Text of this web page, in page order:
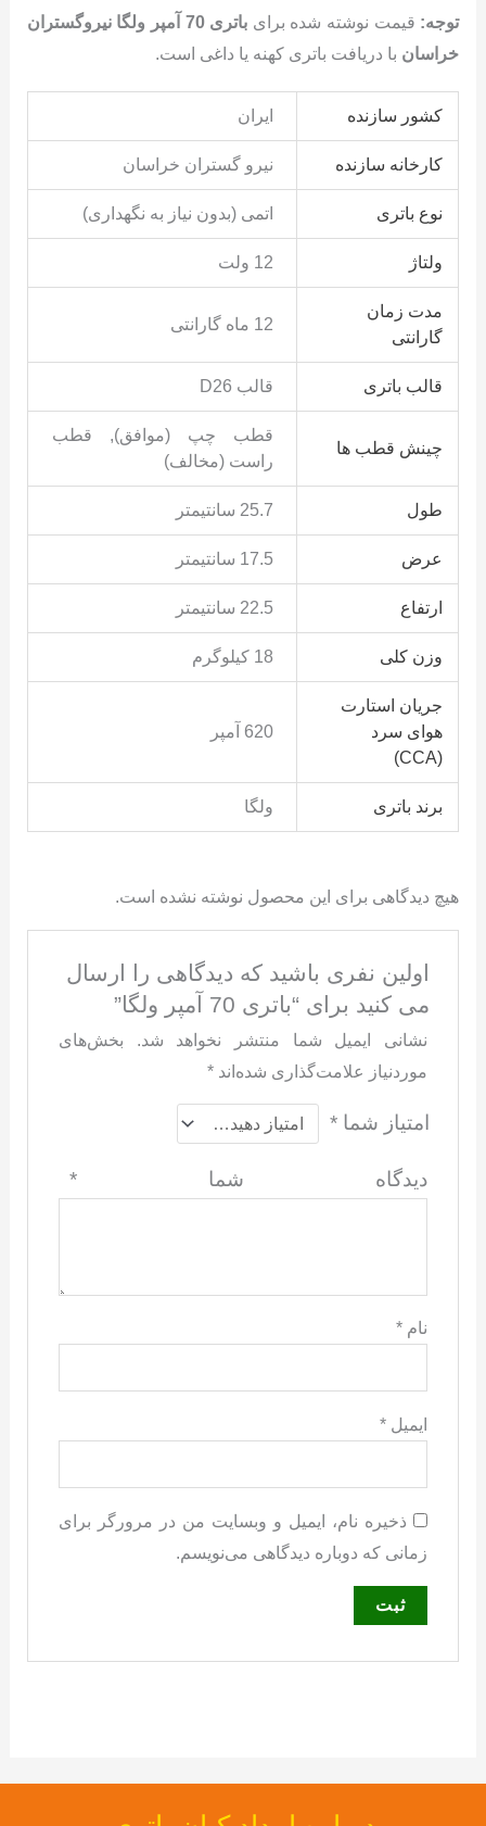
توجه: قیمت نوشته شده برای
باتری 70 آمپر ولگا نیروگستران
خراسان با دریافت باتری کهنه یا داغی است.
کشور سازنده ایران
کارخانه سازنده نیرو گستران خراسان
نوع باتری اتمی (بدون نیاز به نگهداری)
ولتاژ 12 ولت
مدت زمان
گارانتی
12 ماه گارانتی
قالب باتری قالب D26
چینش قطب ها
قطب چپ (موافق), قطب
راست (مخالف)
طول 25.7 سانتیمتر
عرض 17.5 سانتیمتر
ارتفاع 22.5 سانتیمتر
وزن کلی 18 کیلوگرم
جریان استارت
هوای سرد
(CCA)
620 آمپر
برند باتری ولگا
هیچ دیدگاهی برای این محصول نوشته نشده است.
اولین نفری باشید که دیدگاهی را ارسال
می کنید برای “باتری 70 آمپر ولگا”
نشانی ایمیل شما منتشر نخواهد شد.
بخش‌های
موردنیاز علامت‌گذاری شده‌اند*
امتیاز شما*
دیدگاه شما*
نام*
ایمیل*
ذخیره نام، ایمیل و وبسایت من در مرورگر برای
زمانی که دوباره دیدگاهی می‌نویسم.